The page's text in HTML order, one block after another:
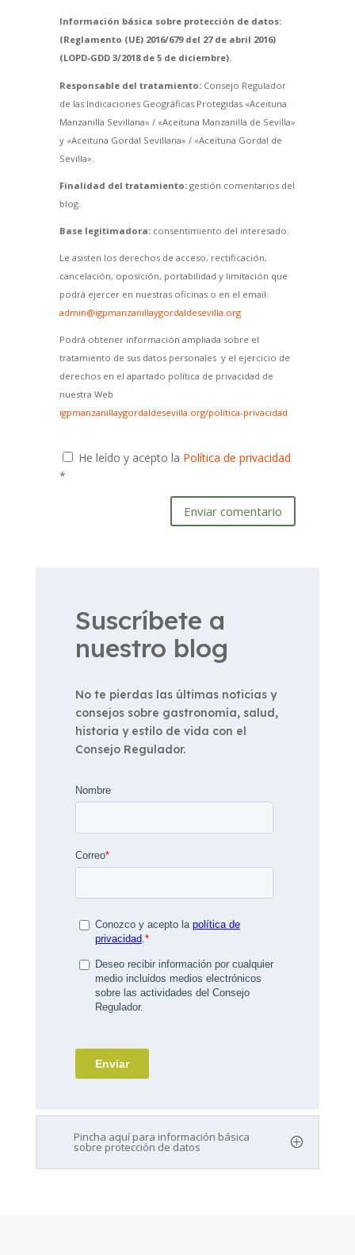
Información básica sobre protección de datos:
(Reglamento (UE) 2016/679 del 27 de abril 2016)
(LOPD-GDD 3/2018 de 5 de diciembre).
Responsable del tratamiento:Consejo Regulador
de las Indicaciones Geográficas Protegidas «Aceituna
Manzanilla Sevillana» / «Aceituna Manzanilla de Sevilla»
y «Aceituna Gordal Sevillana» / «Aceituna Gordal de
Sevilla».
Finalidad del tratamiento:gestión comentarios del
blog.
Base legitimadora:consentimiento del interesado.
Le asisten los derechos de acceso, rectificación,
cancelación, oposición, portabilidad y limitación que
podrá ejercer en nuestras oficinas o en el email:
admin@igpmanzanillaygordaldesevilla.org
Podrá obtener información ampliada sobre el
tratamiento de sus datos personales y el ejercicio de
derechos en el apartado política de privacidad de
nuestra Web
igpmanzanillaygordaldesevilla.org/politica-privacidad
He leído y acepto la Política de privacidad
*
Enviar comentario
Suscríbete a
nuestro blog
No te pierdas las últimas noticias y
consejos sobre gastronomía, salud,
historia y estilo de vida con el
Consejo Regulador.
Pincha aquí para información básica
sobre protección de datos